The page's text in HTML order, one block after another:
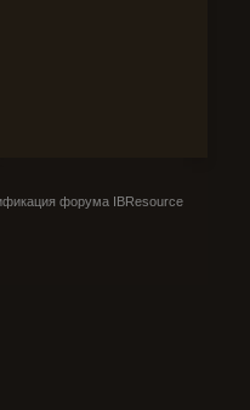
форума IBResource